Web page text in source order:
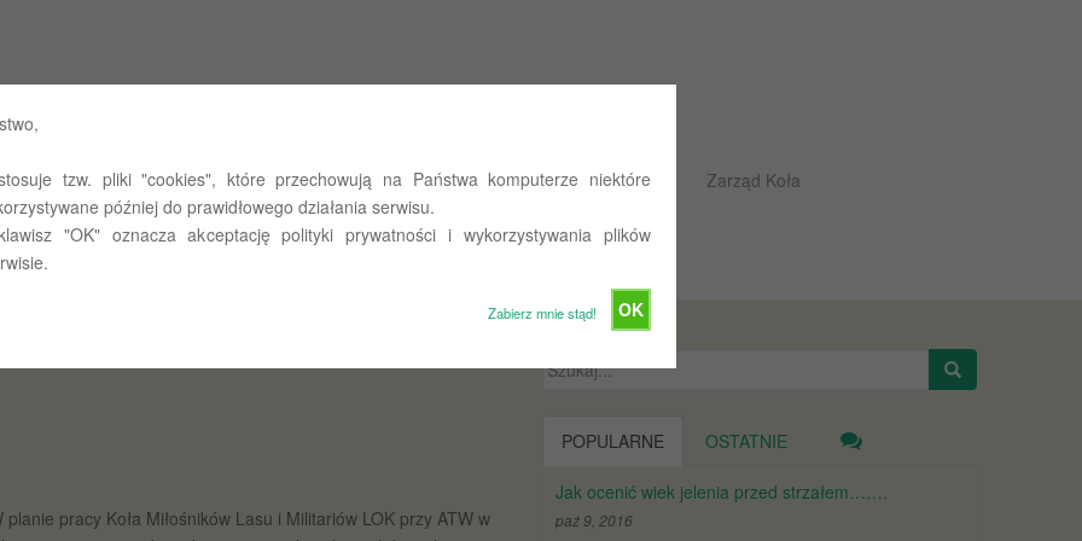
tzw. pliki "cookies", które przechowują na Państwa komputerze niektóre
później do prawidłowego działania serwisu.
"OK" oznacza akceptację polityki prywatności i wykorzystywania plików
OK
Zabierz mnie stąd!
w Olsztynie
takie miejsce… O nas Untitled Polityka prywatności Rajdowe przepisy Zarząd Koła
planie pracy Koła Miłośników Lasu i Militariów LOK przy ATW w
POPULARNE OSTATNIE
Jak ocenić wiek jelenia przed strzałem…….
paź 9, 2016